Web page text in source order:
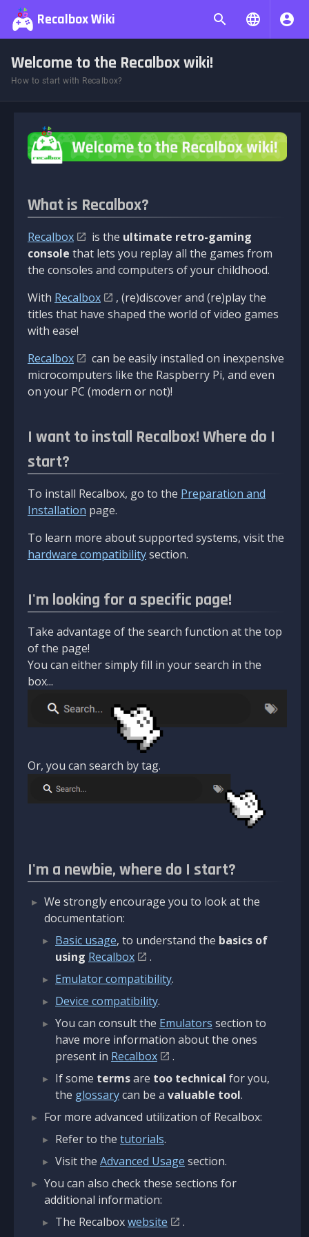
Recalbox Wiki
Welcome to the Recalbox wiki!
How to start with Recalbox?
What is Recalbox?
Recalbox is the ultimate retro-gaming
console that lets you replay all the games from
the consoles and computers of your childhood.
With Recalbox
, (re)discover and (re)play the
titles that have shaped the world of video games
with ease!
Recalbox
can be easily installed on inexpensive
microcomputers like the Raspberry Pi, and even
on your PC (modern or not)!
I want to install Recalbox! Where do I
start?
To install Recalbox, go to the Preparation and
Installation page.
To learn more about supported systems, visit the
hardware compatibilitysection.
I'm looking for a specific page!
Take advantage of the search function at the top
of the page!
You can either simply fill in your search in the
box...
Or, you can search by tag.
I'm a newbie, where do I start?
We strongly encourage you to look at the
documentation:
Basic usage, to understand the basics of
using Recalbox
.
Emulator compatibility.
Device compatibility.
You can consult the Emulators section to
have more information about the ones
present in Recalbox
.
If some termsare too technical for you,
the glossarycan be a valuable tool.
For more advanced utilization of Recalbox:
Refer to the tutorials.
Visit the Advanced Usage section.
You can also check these sections for
additional information:
The Recalboxwebsite
.